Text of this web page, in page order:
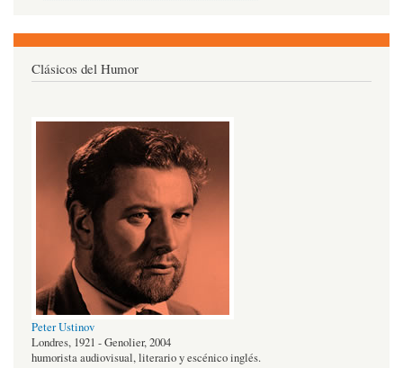
Clásicos del Humor
Peter Ustinov
Londres, 1921 - Genolier, 2004
humorista audiovisual, literario y escénico inglés.